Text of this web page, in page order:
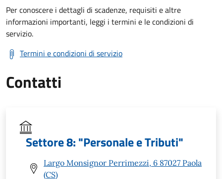
Per conoscere i dettagli di scadenze, requisiti e altre
informazioni importanti, leggi i termini e le condizioni di
servizio.
Termini e condizioni di servizio
Contatti
Settore 8: "Personale e Tributi"
Largo Monsignor Perrimezzi, 6 87027 Paola
(CS)